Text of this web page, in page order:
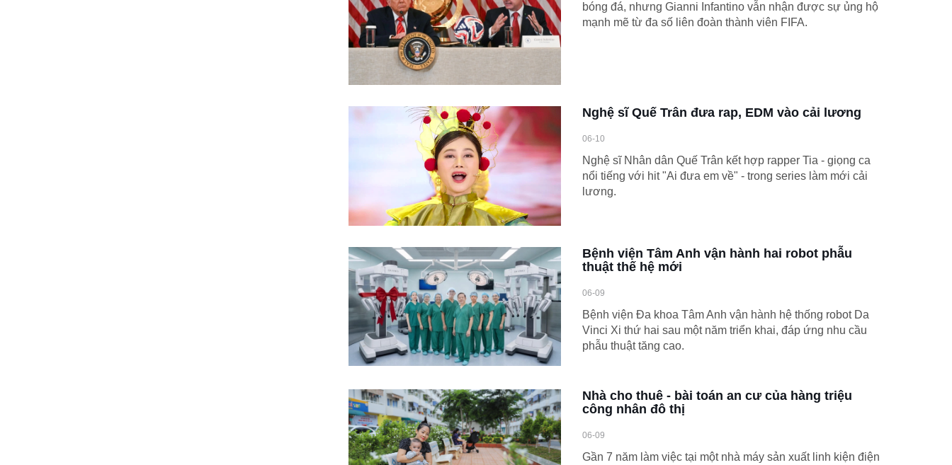
bóng đá, nhưng Gianni Infantino vẫn nhận được sự ủng hộ
mạnh mẽ từ đa số liên đoàn thành viên FIFA.
Nghệ sĩ Quế Trân đưa rap, EDM vào cải lương
06-10
Nghệ sĩ Nhân dân Quế Trân kết hợp rapper Tia - giọng ca
nổi tiếng với hit "Ai đưa em về" - trong series làm mới cải
lương.
Bệnh viện Tâm Anh vận hành hai robot phẫu
thuật thế hệ mới
06-09
Bệnh viện Đa khoa Tâm Anh vận hành hệ thống robot Da
Vinci Xi thứ hai sau một năm triển khai, đáp ứng nhu cầu
phẫu thuật tăng cao.
Nhà cho thuê - bài toán an cư của hàng triệu
công nhân đô thị
06-09
Gần 7 năm làm việc tại một nhà máy sản xuất linh kiện điện